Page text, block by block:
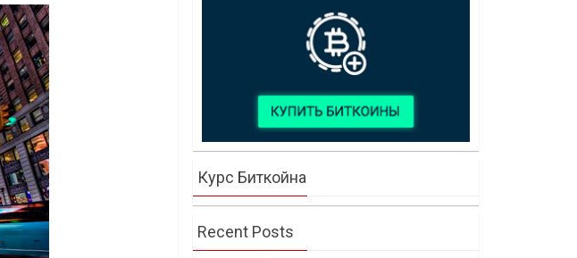
Курс Биткойна
Recent Posts